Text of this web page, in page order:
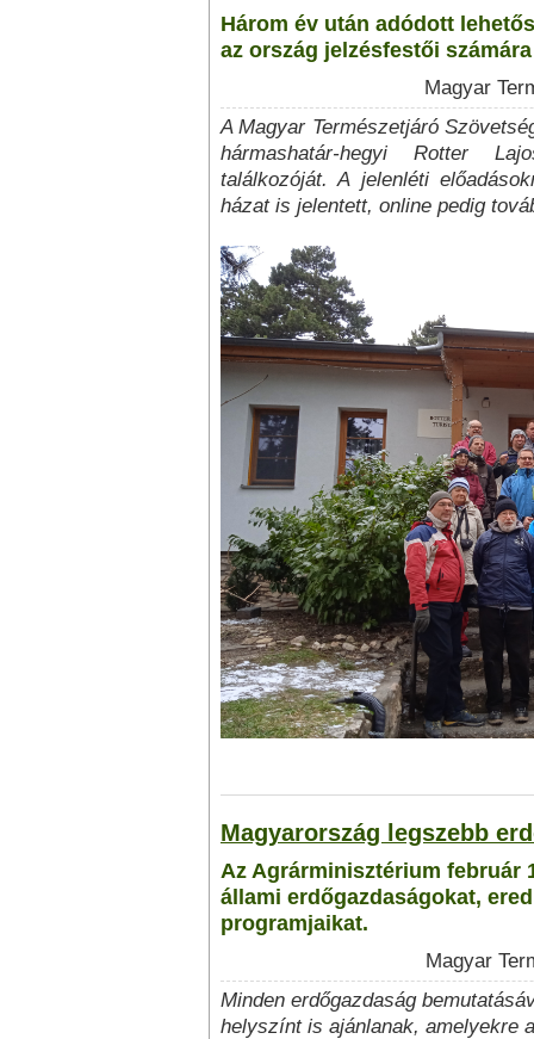
Három év után adódott
az ország jelzésfestői számára
Magyar
A Magyar Természetjáró
hármashatár-hegyi Rotter
találkozóját. A jelenléti
házat is jelentett, online pedig
Magyarország legszebb
Az Agrárminisztérium február
állami erdőgazdaságokat,
programjaikat.
Magyar
Minden erdőgazdaság
helyszínt is ajánlanak, amelyekre